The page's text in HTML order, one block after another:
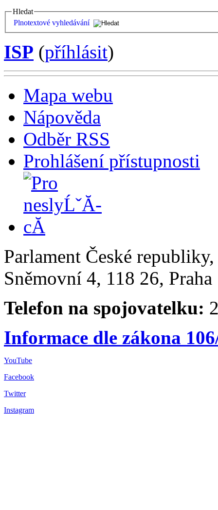
Hledat
Plnotextové vyhledávání
ISP (příhlásit)
Mapa webu
Nápověda
Odběr RSS
Prohlášení přístupnosti
Parlament České
Sněmovní 4, 118 26,
Telefon na spojovatelku:
Informace dle zákona
YouTube
Facebook
Twitter
Instagram